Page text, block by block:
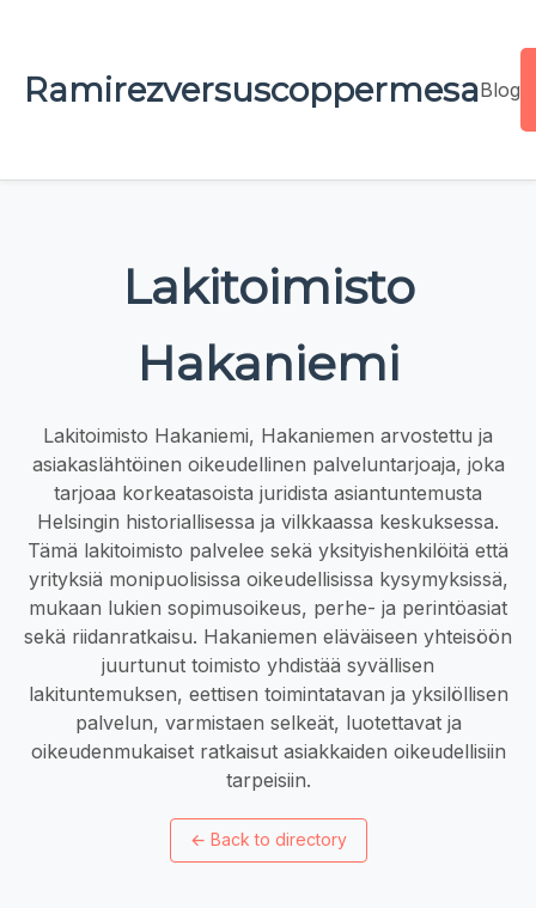
RamirezversuscoppermesaBlog
Lakitoimisto
Hakaniemi
Lakitoimisto Hakaniemi, Hakaniemen arvostettu ja
asiakaslähtöinen oikeudellinen palveluntarjoaja, joka
tarjoaa korkeatasoista juridista asiantuntemusta
Helsingin historiallisessa ja vilkkaassa keskuksessa.
Tämä lakitoimisto palvelee sekä yksityishenkilöitä että
yrityksiä monipuolisissa oikeudellisissa kysymyksissä,
mukaan lukien sopimusoikeus, perhe- ja perintöasiat
sekä riidanratkaisu. Hakaniemen eläväiseen yhteisöön
juurtunut toimisto yhdistää syvällisen
lakituntemuksen, eettisen toimintatavan ja yksilöllisen
palvelun, varmistaen selkeät, luotettavat ja
oikeudenmukaiset ratkaisut asiakkaiden oikeudellisiin
tarpeisiin.
← Back to directory